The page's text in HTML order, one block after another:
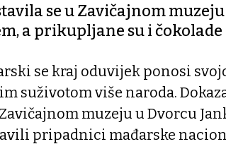
se u Zavičajnom
a prikupljane su i čokolade
se kraj oduvijek ponosi
suživotom više naroda.
muzeju u Dvorcu
pripadnici mađarske